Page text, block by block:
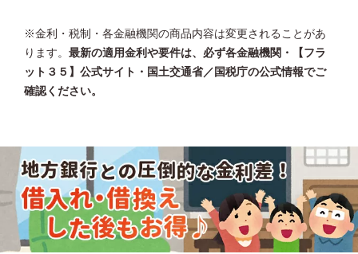
※金利・税制・各金融機関の商品内容は変更されることがあ
ります。 最新の適用金利や要件は、必ず各金融機関・【フラ
ット３５】公式サイト・国土交通省／国税庁の公式情報でご
確認ください。